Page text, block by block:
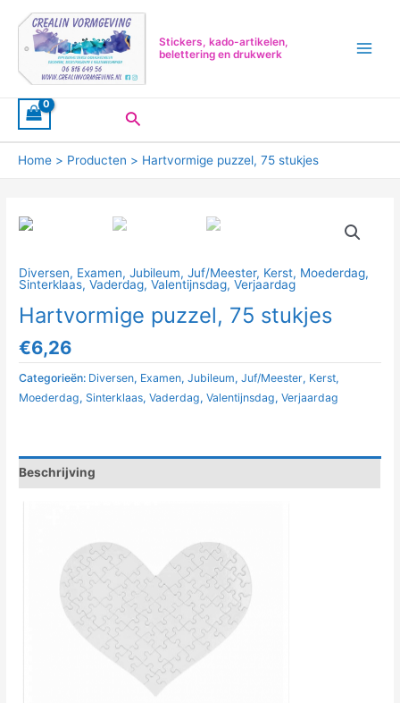
naar
inhoud
Stickers, kado-artikelen,
belettering en drukwerk
Menu
Zoeken
Home Producten Hartvormige puzzel, 75 stukjes
Diversen, Examen,Jubileum,Juf/Meester, Kerst, Moederdag,
Sinterklaas,Vaderdag,Valentijnsdag,Verjaardag
Hartvormige puzzel, 75 stukjes
€6,26
Categorieën: Diversen, Examen,Jubileum,Juf/Meester, Kerst,
Moederdag, Sinterklaas,Vaderdag,Valentijnsdag,Verjaardag
Beschrijving